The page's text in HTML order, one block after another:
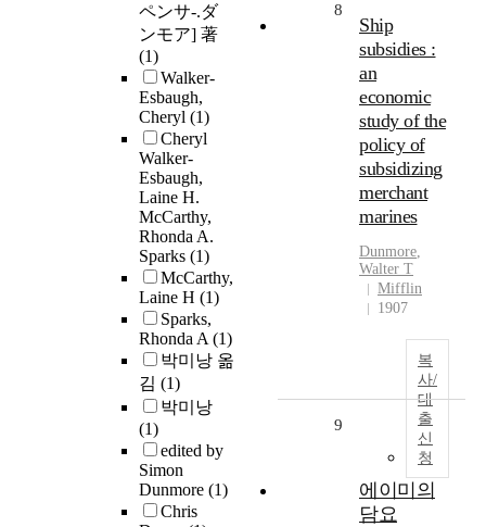
ペンサ-.ダ
ンモア] 著
(1)
Walker-
Esbaugh,
Cheryl (1)
Cheryl
Walker-
Esbaugh,
Laine H.
McCarthy,
Rhonda A.
Sparks (1)
McCarthy,
Laine H (1)
Sparks,
Rhonda A(1)
박미낭 옮
김 (1)
박미낭
(1)
edited by
Simon
Dunmore (1)
Chris
8
Ship
subsidies :
an
economic
study of the
policy of
subsidizing
merchant
marines
Dunmore,
Walter T
Mifflin
1907
복
사/
대
출
신
청
9
에이미의
담요